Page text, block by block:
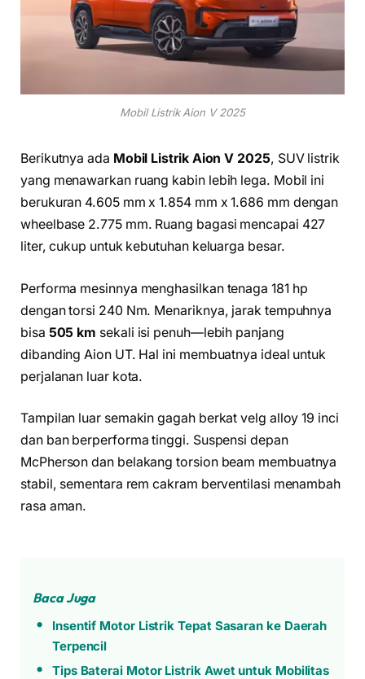
Mobil Listrik Aion V 2025
Berikutnya ada Mobil Listrik Aion V 2025, SUV listrik
yang menawarkan ruang kabin lebih lega. Mobil ini
berukuran 4.605 mm x 1.854 mm x 1.686 mm dengan
wheelbase 2.775 mm. Ruang bagasi mencapai 427
liter, cukup untuk kebutuhan keluarga besar.
Performa mesinnya menghasilkan tenaga 181 hp
dengan torsi 240 Nm. Menariknya, jarak tempuhnya
bisa 505 km sekali isi penuh—lebih panjang
dibanding Aion UT. Hal ini membuatnya ideal untuk
perjalanan luar kota.
Tampilan luar semakin gagah berkat velg alloy 19 inci
dan ban berperforma tinggi. Suspensi depan
McPherson dan belakang torsion beam membuatnya
stabil, sementara rem cakram berventilasi menambah
rasa aman.
Baca Juga
Insentif Motor Listrik Tepat Sasaran ke Daerah
Terpencil
Tips Baterai Motor Listrik Awet untuk Mobilitas